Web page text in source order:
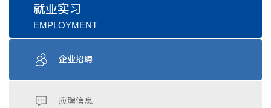
就业实习
EMPLOYMENT
企业招聘
应聘信息